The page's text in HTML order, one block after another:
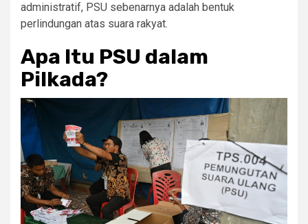
administratif, PSU sebenarnya adalah bentuk
perlindungan atas suara rakyat.
Apa Itu PSU dalam
Pilkada?